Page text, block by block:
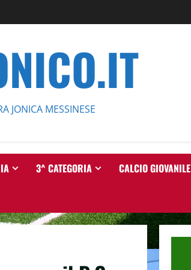
JONICA MESSINESE
3^ CATEGORIA CALCIO GIOVANILE